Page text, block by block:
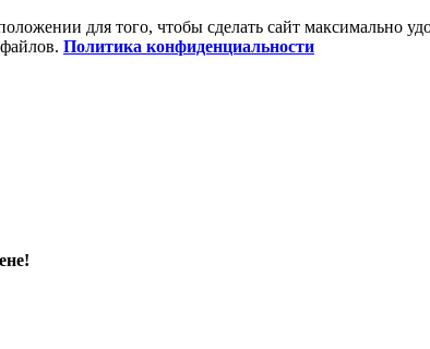
для того, чтобы сделать сайт максимально
Политика конфиденциальности